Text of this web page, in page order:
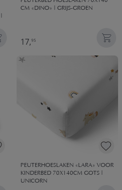
CM «DINO» | GRIJS-GROEN
17,95
PEUTERHOESLAKEN «LARA» VOOR
KINDERBED 70X140CM GOTS |
UNICORN